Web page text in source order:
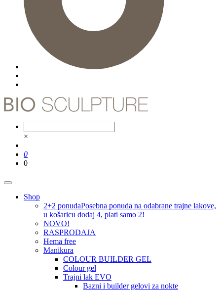
×
0
0
Shop
2+2 ponudaPosebna ponuda na odabrane trajne lakove,
u košaricu dodaj 4, plati samo 2!
NOVO!
RASPRODAJA
Hema free
Manikura
COLOUR BUILDER GEL
Colour gel
Trajni lak EVO
Bazni i builder gelovi za nokte